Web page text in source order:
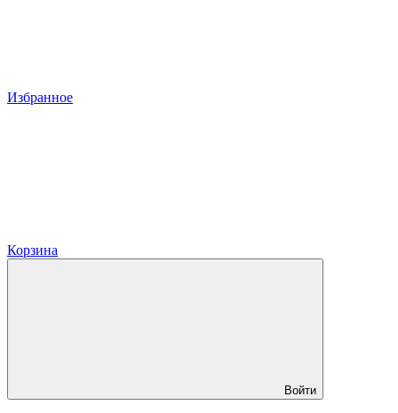
Избранное
Корзина
Войти